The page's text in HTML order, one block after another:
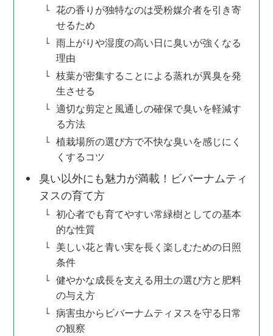
花の香りが独特なのは受粉媒介者を引き寄
せるため
雨上がりや湿度の高い日に臭いが強くなる
理由
枝葉が密集することによる蒸れが異臭を発
生させる
適切な剪定と風通しの確保で臭いを軽減す
る方法
植栽場所の選び方で不快な臭いを感じにく
くするコツ
臭い以外にも魅力が満載！ビバーナムティ
ヌスの育て方
初心者でも育てやすい常緑樹としての基本
的な性質
美しい花と青い実を長く楽しむための日照
条件
健やかな成長を支える用土の選び方と肥料
の与え方
病害虫からビバーナムティヌスを守る日常
の観察